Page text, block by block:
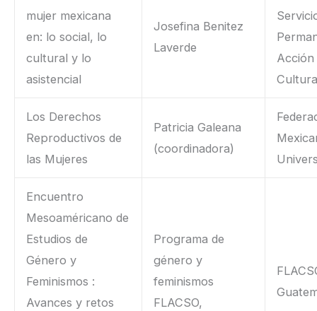
mujer mexicana
en: lo social, lo
cultural y lo
asistencial
Josefina Benitez
Laverde
Los Derechos
Reproductivos de
las Mujeres
Patricia Galeana
(coordinadora)
Encuentro
Mesoaméricano de
Estudios de
Género y
Feminismos :
Avances y retos
Programa de
género y
feminismos
FLACSO,